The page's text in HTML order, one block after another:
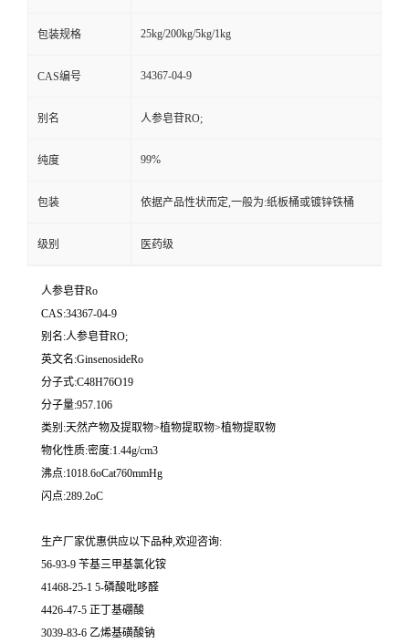
包装规格 25kg/200kg/5kg/1kg
CAS编号 34367-04-9
别名 人参皂苷RO;
纯度 99%
包装 依据产品性状而定,一般为:纸板桶或镀锌铁桶
级别 医药级
人参皂苷Ro
CAS:34367-04-9
别名:人参皂苷RO;
英文名:GinsenosideRo
分子式:C48H76O19
分子量:957.106
类别:天然产物及提取物>植物提取物>植物提取物
物化性质:密度:1.44g/cm3
沸点:1018.6oCat760mmHg
闪点:289.2oC
生产厂家优惠供应以下品种,欢迎咨询:
56-93-9 苄基三甲基氯化铵
41468-25-1 5-磷酸吡哆醛
4426-47-5 正丁基硼酸
3039-83-6 乙烯基磺酸钠